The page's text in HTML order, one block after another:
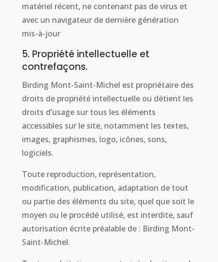
matériel récent, ne contenant pas de virus et
avec un navigateur de dernière génération
mis-à-jour
5. Propriété intellectuelle et
contrefaçons.
Birding Mont-Saint-Michel est propriétaire des
droits de propriété intellectuelle ou détient les
droits d’usage sur tous les éléments
accessibles sur le site, notamment les textes,
images, graphismes, logo, icônes, sons,
logiciels.
Toute reproduction, représentation,
modification, publication, adaptation de tout
ou partie des éléments du site, quel que soit le
moyen ou le procédé utilisé, est interdite, sauf
autorisation écrite préalable de : Birding Mont-
Saint-Michel.